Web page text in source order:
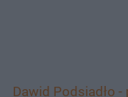
Dawid Podsiadło